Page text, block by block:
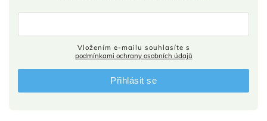
podmínkami ochrany osobních údajů
Přihlásit se